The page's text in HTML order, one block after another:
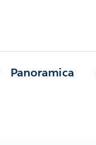
Panoramica